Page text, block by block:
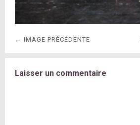
← IMAGE PRÉCÉDENTE
Laisser un commentaire